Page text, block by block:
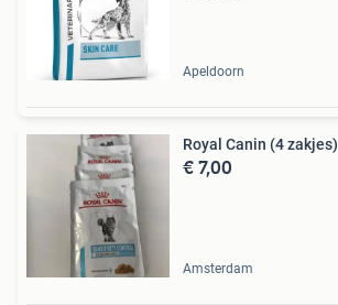
Apeldoorn
Royal Canin (4 zakjes)
€ 7,00
Amsterdam